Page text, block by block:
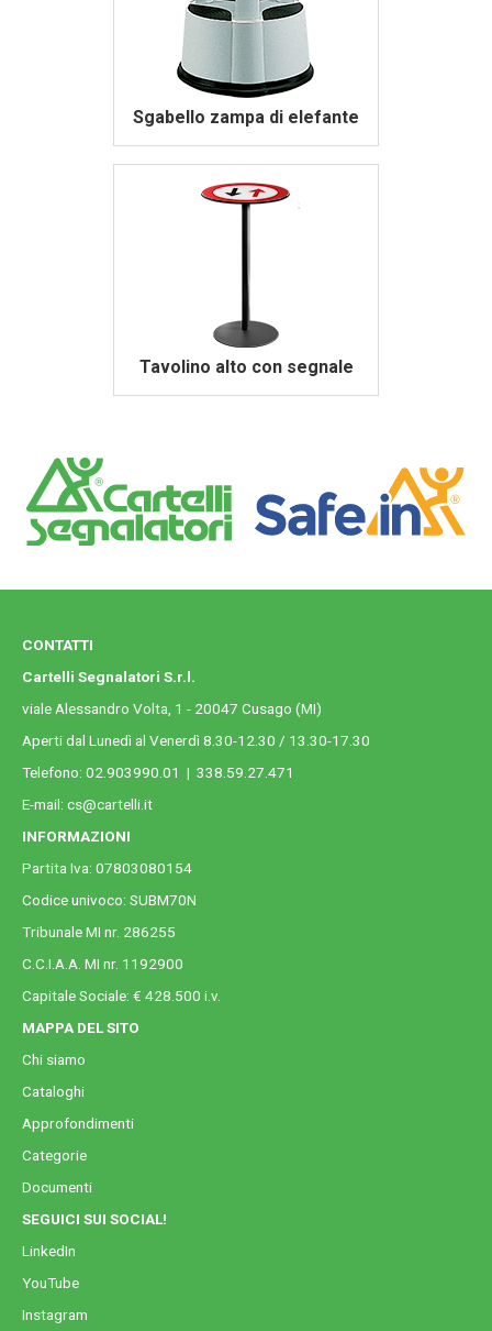
Sgabello zampa di elefante
Tavolino alto con segnale
CONTATTI
Cartelli Segnalatori S.r.l.
viale Alessandro Volta, 1 - 20047 Cusago (MI)
Aperti dal Lunedì al Venerdì 8.30-12.30 / 13.30-17.30
Telefono: 02.903990.01 | 338.59.27.471
E-mail: cs@cartelli.it
INFORMAZIONI
Partita Iva: 07803080154
Codice univoco: SUBM70N
Tribunale MI nr. 286255
C.C.I.A.A. MI nr. 1192900
Capitale Sociale: € 428.500 i.v.
MAPPA DEL SITO
Chi siamo
Cataloghi
Approfondimenti
Categorie
Documenti
SEGUICI SUI SOCIAL!
LinkedIn
YouTube
Instagram